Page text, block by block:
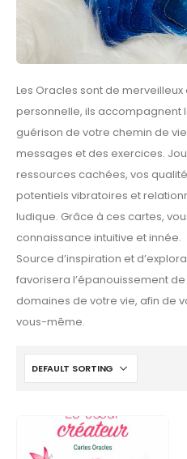
Les Oracles sont de
personnelle, ils accompagnent
guérison de votre chemin de
messages et des exercices.
ressources cachées, vos
potentiels vibratoires et
ludique. Grâce à ces cartes,
connaissance intuitive et innée.
Source d’inspiration et
favorisera l’épanouissement
domaines de votre vie, afin de
vous-même.